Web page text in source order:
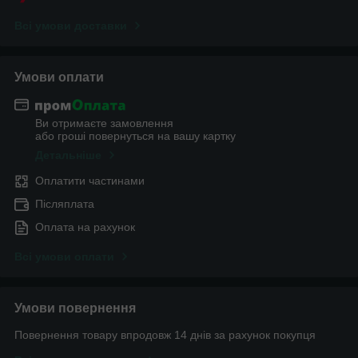
Умови оплати
Ви отримаєте замовлення
або гроші повернуться на вашу картку
Оплатити частинами
Післяплата
Оплата на рахунок
Умови повернення
Повернення товару впродовж 14 днів за рахунок покупця